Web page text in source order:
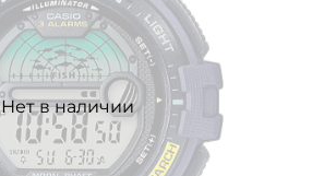
Нет в наличии